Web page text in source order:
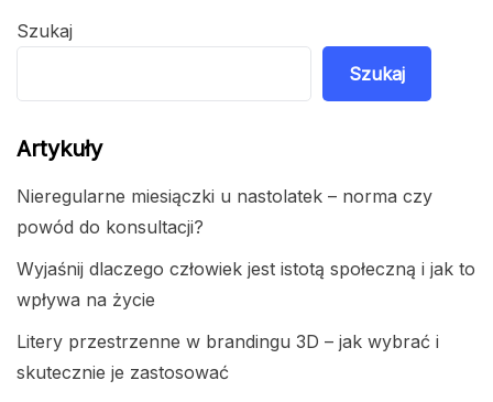
Szukaj
Szukaj
Artykuły
Nieregularne miesiączki u nastolatek – norma czy
powód do konsultacji?
Wyjaśnij dlaczego człowiek jest istotą społeczną i jak to
wpływa na życie
Litery przestrzenne w brandingu 3D – jak wybrać i
skutecznie je zastosować